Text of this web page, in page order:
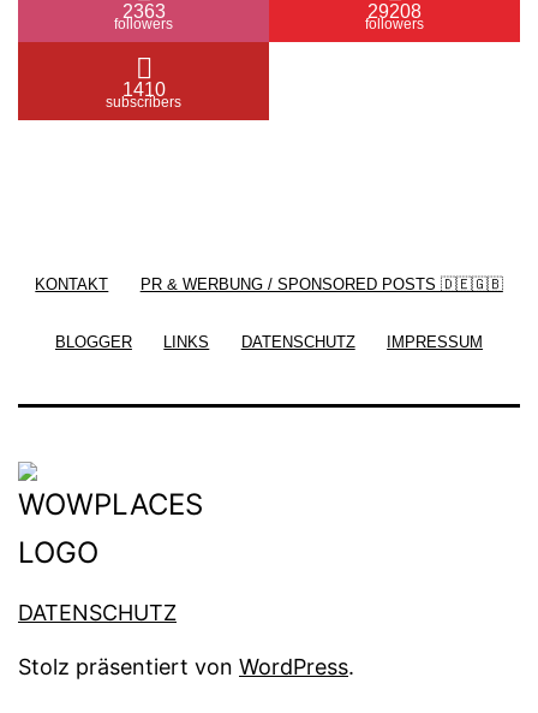
2363
followers
29208
followers
1410
subscribers
KONTAKT PR & WERBUNG / SPONSORED POSTS 🇩🇪🇬🇧
BLOGGER LINKS DATENSCHUTZ IMPRESSUM
DATENSCHUTZ
Stolz präsentiert von WordPress.